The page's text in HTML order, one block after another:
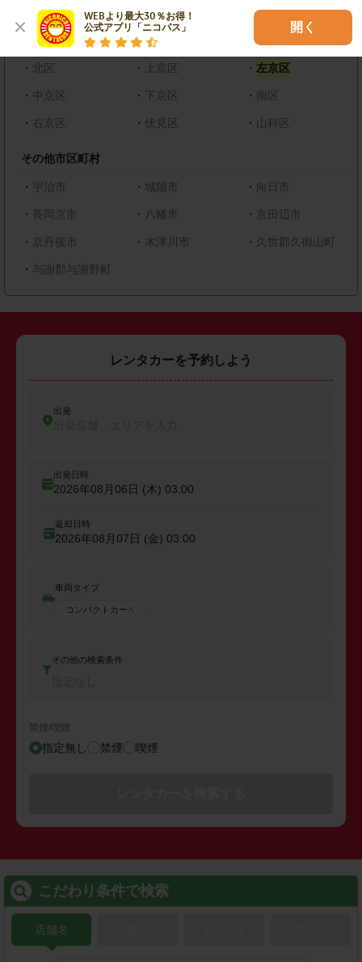
WEBより最大30％お得！
公式アプリ「ニコパス」
開く
京都府
京都市
・ 北区 ・ 上京区 ・ 左京区
・ 中京区 ・ 下京区 ・ 南区
・ 右京区 ・ 伏見区 ・ 山科区
その他市区町村
・ 宇治市 ・ 城陽市 ・ 向日市
・ 長岡京市 ・ 八幡市 ・ 京田辺市
・ 京丹後市 ・ 木津川市 ・ 久世郡久御山町
・ 与謝郡与謝野町
レンタカーを予約しよう
出発
出発日時
2026年08月06日 (木) 03:00
返却日時
2026年08月07日 (金) 03:00
車両タイプ
コンパクトカー
その他の検索条件
禁煙/喫煙
指定無し 禁煙 喫煙
こだわり条件で検索
店舗名